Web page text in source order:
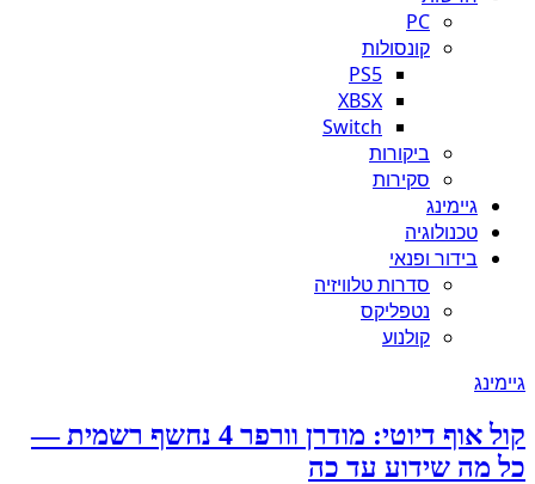
PC
קונסולות
PS5
XBSX
Switch
ביקורות
סקירות
גיימינג
טכנולוגיה
בידור ופנאי
סדרות טלוויזיה
נטפליקס
קולנוע
גיימינג
קול אוף דיוטי: מודרן וורפר 4 נחשף רשמית —
כל מה שידוע עד כה